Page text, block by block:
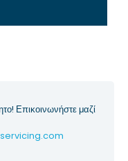
Επικοινωνήστε μαζί